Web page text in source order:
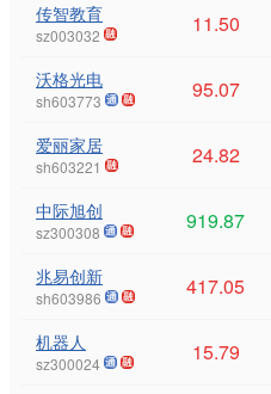
传智教育
sz003032 11.50
沃格光电
sh603773 95.07
爱丽家居
sh603221 24.82
中际旭创
sz300308 919.87
兆易创新
sh603986 417.05
机器人
sz300024 15.79